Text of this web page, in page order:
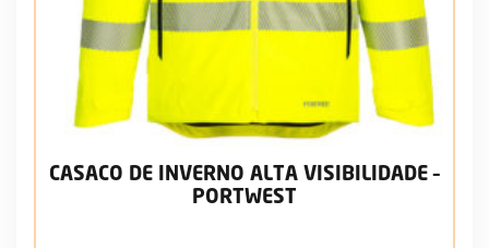
CASACO DE INVERNO ALTA VISIBILIDADE –
PORTWEST